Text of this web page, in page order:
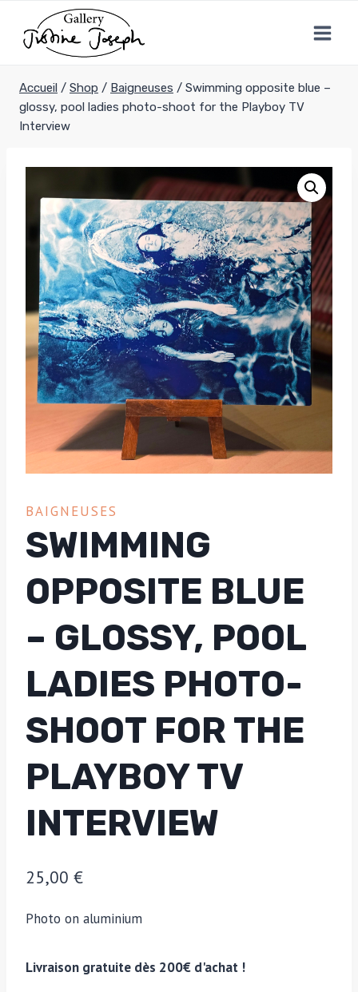
contenu
Accueil / Shop / Baigneuses / Swimming opposite blue –
glossy, pool ladies photo-shoot for the Playboy TV
Interview
BAIGNEUSES
SWIMMING
OPPOSITE BLUE
– GLOSSY, POOL
LADIES PHOTO-
SHOOT FOR THE
PLAYBOY TV
INTERVIEW
25,00 €
Photo on aluminium
Livraison gratuite dès 200€ d'achat !